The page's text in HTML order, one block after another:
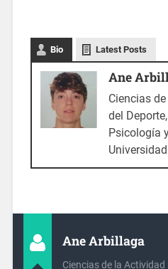
Bio Latest Posts
Ane
Ciencias
del
Psicología
Ane Arbillaga
Ciencias de la Actividad